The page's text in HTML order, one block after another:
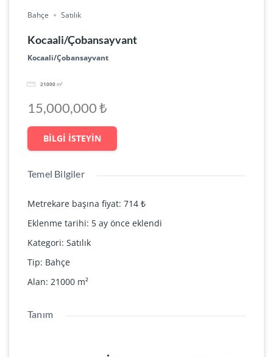
Bahçe Satılık
Kocaali/Çobansayvant
Kocaali/Çobansayvant
21000 m²
15,000,000 ₺
BILGI ISTEYIN
Temel Bilgiler
Metrekare başına fiyat: 714 ₺
Eklenme tarihi: 5 ay önce eklendi
Kategori: Satılık
Tip: Bahçe
Alan: 21000 m²
Tanım